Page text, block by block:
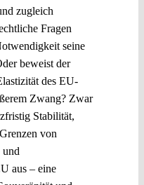
zugleich
Fragen
seine
beweist der
des EU-
Zwang? Zwar
Stabilität,
von
und
aus – eine